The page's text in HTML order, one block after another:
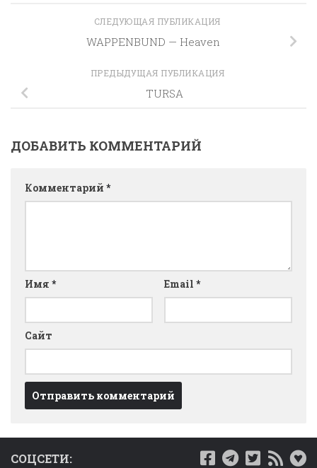
СЛЕДУЮЩАЯ ПУБЛИКАЦИЯ
WAPPENBUND — Heaven
ПРЕДЫДУЩАЯ ПУБЛИКАЦИЯ
TURSA
ДОБАВИТЬ КОММЕНТАРИЙ
Комментарий *
Имя * Email *
Сайт
СОЦСЕТИ: